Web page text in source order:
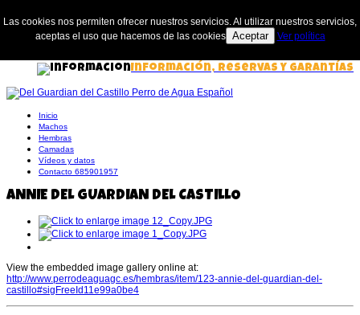
Información, Reservas y Garantías
Inicio
Machos
Hembras
Camadas
Vídeos y datos
Contacto 685901957
ANNIE DEL GUARDIAN DEL CASTILLO
View the embedded image gallery online at:
http://www.perrodeaguagc.es/hembras/item/123-annie-del-guardian-del-
castillo#sigFreeId11e99a0be4
Las cookies nos permiten ofrecer nuestros servicios. Al utilizar nuestros servicios,
aceptas el uso que hacemos de las cookies
Aceptar Ver política